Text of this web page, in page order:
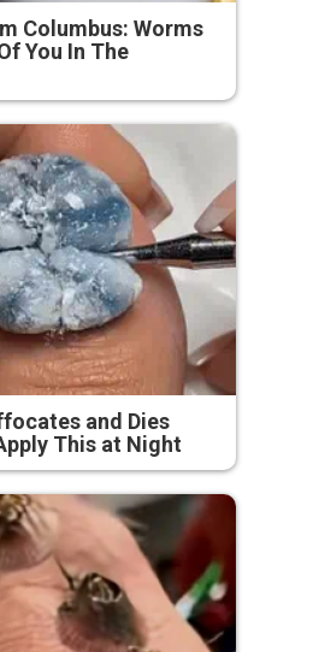
Columbus: Worms
You In The
and Dies
This at Night